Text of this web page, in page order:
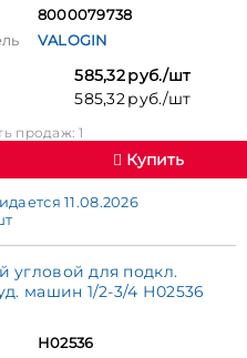
8000079738
VALOGIN
585,32 руб./шт
585,32 руб./шт
продаж: 1
Купить
11.08.2026
угловой для подкл.
машин 1/2-3/4 Н02536
Н02536